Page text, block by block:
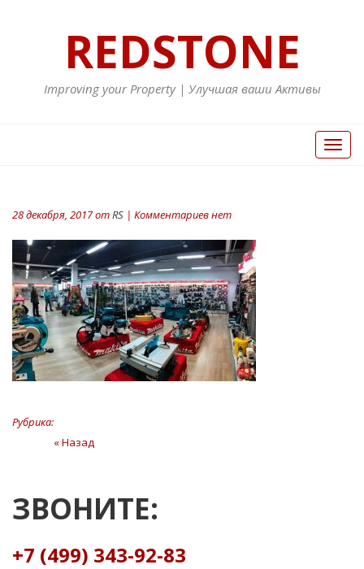
REDSTONE
Improving your Property | Улучшая ваши Активы
Вкл/
Выкл
28 декабря, 2017 отRS | Комментариев нет
Рубрика:
Навигация
записям
« Назад
ЗВОНИТЕ:
+7 (499) 343-92-83